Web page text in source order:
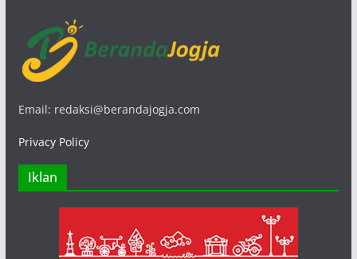
Email: redaksi@berandajogja.com
Privacy Policy
Iklan